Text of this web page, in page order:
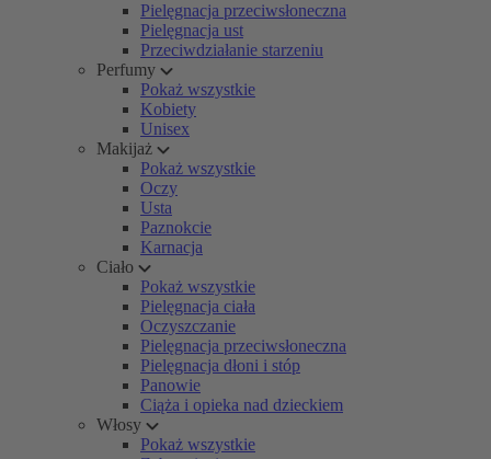
Pielęgnacja przeciwsłoneczna
Pielęgnacja ust
Przeciwdziałanie starzeniu
Perfumy
Pokaż wszystkie
Kobiety
Unisex
Makijaż
Pokaż wszystkie
Oczy
Usta
Paznokcie
Karnacja
Ciało
Pokaż wszystkie
Pielęgnacja ciała
Oczyszczanie
Pielęgnacja przeciwsłoneczna
Pielęgnacja dłoni i stóp
Panowie
Ciąża i opieka nad dzieckiem
Włosy
Pokaż wszystkie